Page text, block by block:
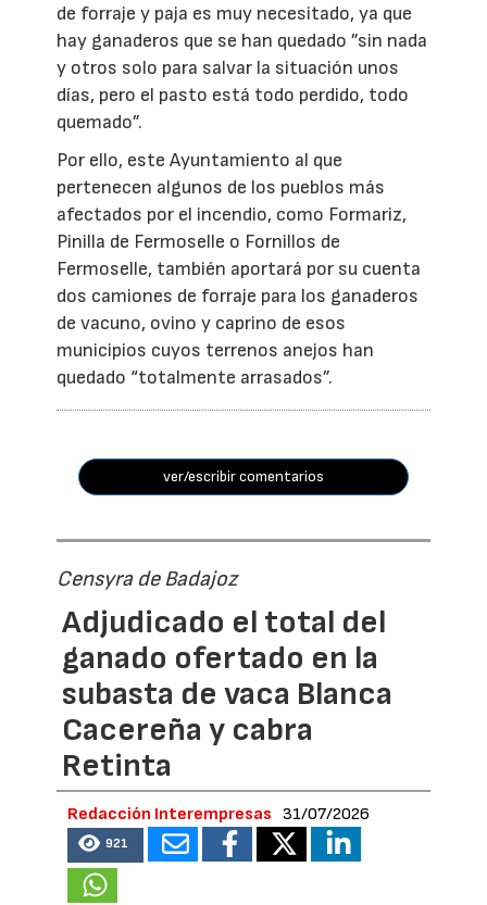
de forraje y paja es muy necesitado, ya que
hay ganaderos que se han quedado ”sin nada
y otros solo para salvar la situación unos
días, pero el pasto está todo perdido, todo
quemado”.
Por ello, este Ayuntamiento al que
pertenecen algunos de los pueblos más
afectados por el incendio, como Formariz,
Pinilla de Fermoselle o Fornillos de
Fermoselle, también aportará por su cuenta
dos camiones de forraje para los ganaderos
de vacuno, ovino y caprino de esos
municipios cuyos terrenos anejos han
quedado “totalmente arrasados”.
ver/escribir comentarios
Censyra de Badajoz
Adjudicado el total del
ganado ofertado en la
subasta de vaca Blanca
Cacereña y cabra
Retinta
Redacción Interempresas 31/07/2026
921